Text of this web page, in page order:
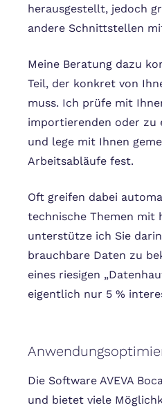
herausgestellt, jedoch
andere Schnittstellen
Meine Beratung dazu
Teil, der konkret von
muss. Ich prüfe mit
importierenden oder zu
und lege mit Ihnen
Arbeitsabläufe fest.
Oft greifen dabei
technische Themen mit
unterstütze ich Sie
brauchbare Daten zu
eines riesigen
eigentlich nur 5 %
Die Software AVEVA
und bietet viele